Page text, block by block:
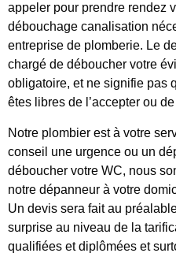
appeler pour prendre rendez
débouchage canalisation
entreprise de plomberie. Le
chargé de déboucher votre
obligatoire, et ne signifie pas
êtes libres de l’accepter ou
Notre plombier est à votre
conseil une urgence ou un
déboucher votre WC, nous
notre dépanneur à votre
Un devis sera fait au
surprise au niveau de la
qualifiées et diplômées et